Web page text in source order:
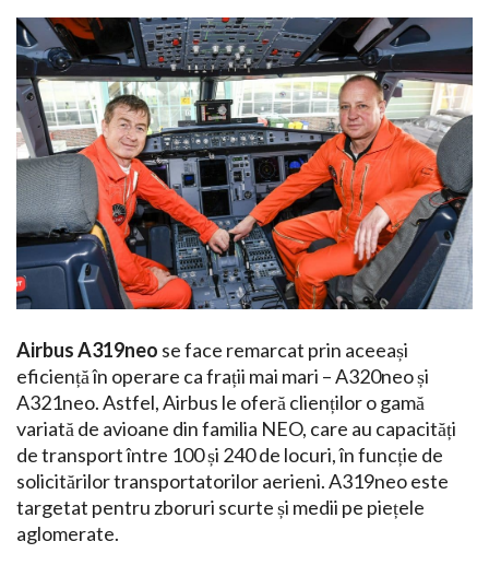
Airbus A319neo se face remarcat prin aceeași
eficiență în operare ca frații mai mari – A320neo și
A321neo. Astfel, Airbus le oferă clienților o gamă
variată de avioane din familia NEO, care au capacități
de transport între 100 și 240 de locuri, în funcție de
solicitărilor transportatorilor aerieni. A319neo este
targetat pentru zboruri scurte și medii pe piețele
aglomerate.